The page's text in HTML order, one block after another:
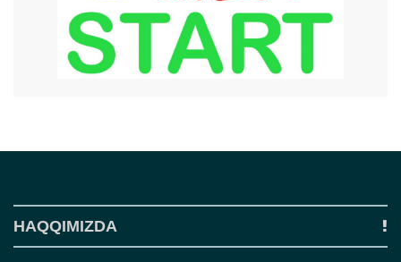
HAQQIMIZDA